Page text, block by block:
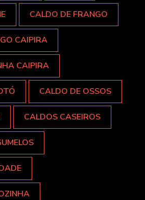
CALDO DE FRANGO
CAIPIRA
CAIPIRA
CALDO DE OSSOS
CALDOS CASEIROS